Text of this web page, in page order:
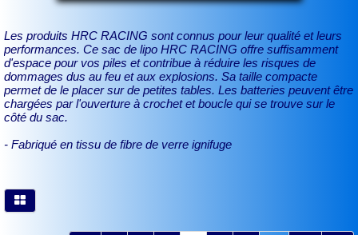
Les produits HRC RACING sont connus pour leur qualité et leurs
performances. Ce sac de lipo HRC RACING offre suffisamment
d'espace pour vos piles et contribue à réduire les risques de
dommages dus au feu et aux explosions. Sa taille compacte
permet de le placer sur de petites tables. Les batteries peuvent être
chargées par l'ouverture à crochet et boucle qui se trouve sur le
côté du sac.
- Fabriqué en tissu de fibre de verre ignifuge